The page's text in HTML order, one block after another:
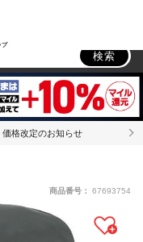
プ
検索
格改定のお知らせ
商品番号： 67693754